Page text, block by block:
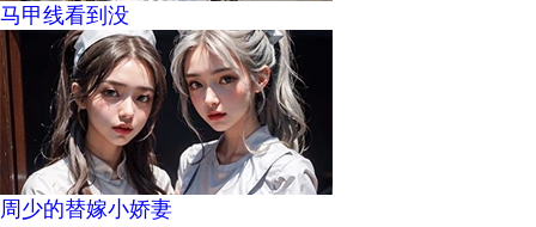
马甲线看到没
周少的替嫁小娇妻